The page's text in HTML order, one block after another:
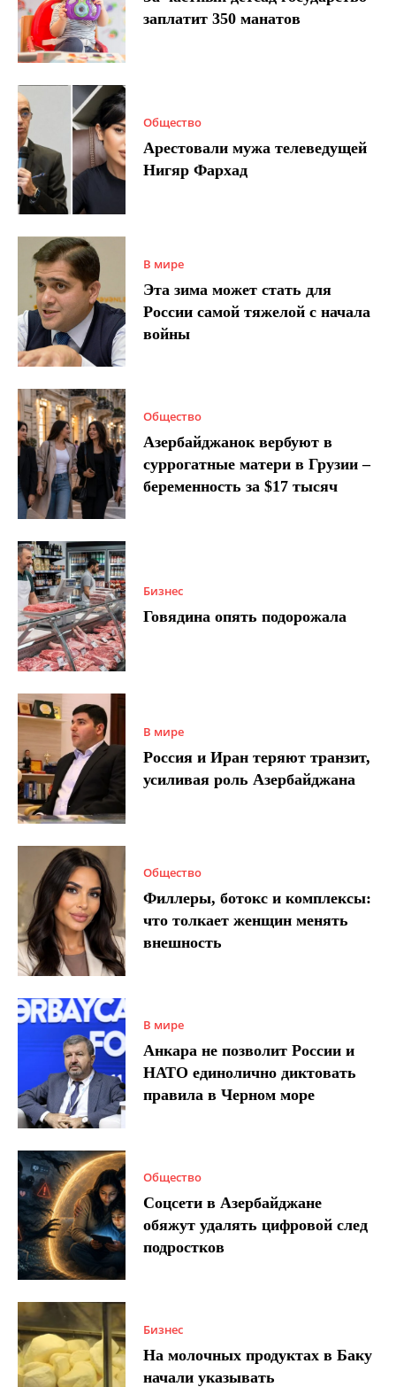
заплатит 350 манатов
Общество
Арестовали мужа телеведущей
Нигяр Фархад
В мире
Эта зима может стать для
России самой тяжелой с начала
войны
Общество
Азербайджанок вербуют в
суррогатные матери в Грузии –
беременность за $17 тысяч
Бизнес
Говядина опять подорожала
В мире
Россия и Иран теряют транзит,
усиливая роль Азербайджана
Общество
Филлеры, ботокс и комплексы:
что толкает женщин менять
внешность
В мире
Анкара не позволит России и
НАТО единолично диктовать
правила в Черном море
Общество
Соцсети в Азербайджане
обяжут удалять цифровой след
подростков
Бизнес
На молочных продуктах в Баку
начали указывать